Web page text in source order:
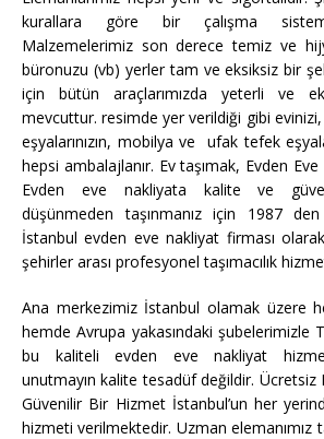
kurallara göre bir çalışma
Malzemelerimiz son derece temiz ve
büronuzu (vb) yerler tam ve eksiksiz bir
için bütün araçlarımızda yeterli ve
mevcuttur. resimde yer verildiği gibi evinizi,
eşyalarınızın, mobilya ve ufak tefek
hepsi ambalajlanır. Ev taşımak, Evden
Evden eve nakliyata kalite ve
düşünmeden taşınmanız için 1987
İstanbul evden eve nakliyat firması
şehirler arası profesyonel taşımacılık
Ana merkezimiz İstanbul olamak üzere
hemde Avrupa yakasındaki şubelerimizle
bu kaliteli evden eve nakliyat
unutmayın kalite tesadüf değildir. Ücretsiz
Güvenilir Bir Hizmet İstanbul’un her
hizmeti verilmektedir. Uzman elemanımız